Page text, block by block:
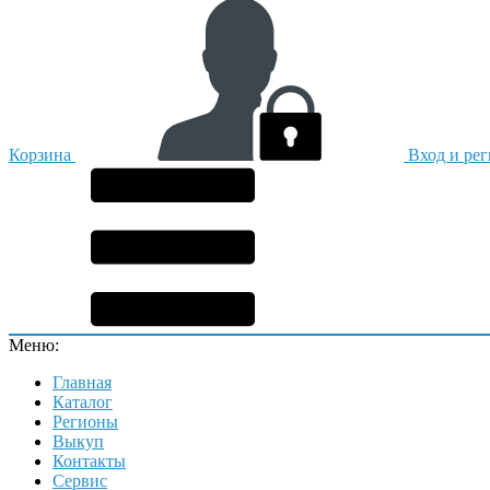
Корзина Вход и
Меню:
Главная
Каталог
Регионы
Выкуп
Контакты
Сервис